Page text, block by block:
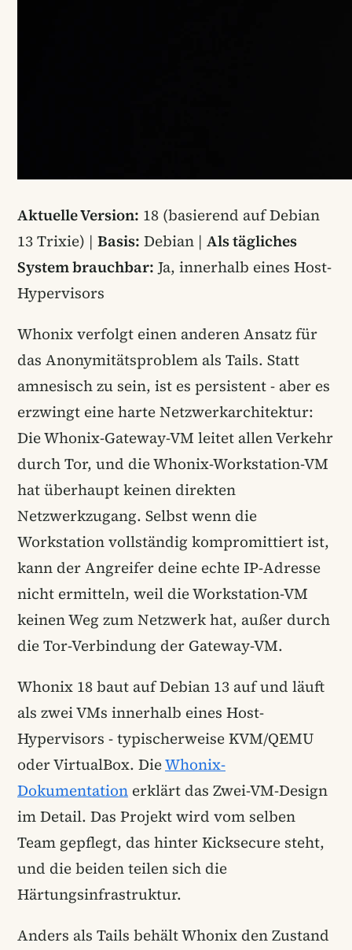
Aktuelle Version: 18 (basierend auf Debian
13 Trixie) | Basis: Debian | Als tägliches
System brauchbar: Ja, innerhalb eines Host-
Hypervisors
Whonix verfolgt einen anderen Ansatz für
das Anonymitätsproblem als Tails. Statt
amnesisch zu sein, ist es persistent - aber es
erzwingt eine harte Netzwerkarchitektur:
Die Whonix-Gateway-VM leitet allen Verkehr
durch Tor, und die Whonix-Workstation-VM
hat überhaupt keinen direkten
Netzwerkzugang. Selbst wenn die
Workstation vollständig kompromittiert ist,
kann der Angreifer deine echte IP-Adresse
nicht ermitteln, weil die Workstation-VM
keinen Weg zum Netzwerk hat, außer durch
die Tor-Verbindung der Gateway-VM.
Whonix 18 baut auf Debian 13 auf und läuft
als zwei VMs innerhalb eines Host-
Hypervisors - typischerweise KVM/QEMU
oder VirtualBox. DieWhonix-
Dokumentation erklärt das Zwei-VM-Design
im Detail. Das Projekt wird vom selben
Team gepflegt, das hinter Kicksecure steht,
und die beiden teilen sich die
Härtungsinfrastruktur.
Anders als Tails behält Whonix den Zustand